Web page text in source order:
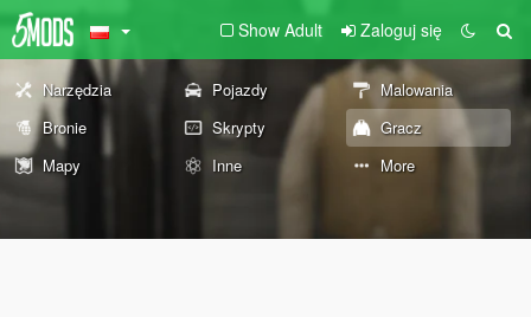
Show Adult Zaloguj się
Narzędzia Pojazdy
Malowania
Bronie
Skrypty
Gracz
Mapy
Inne More